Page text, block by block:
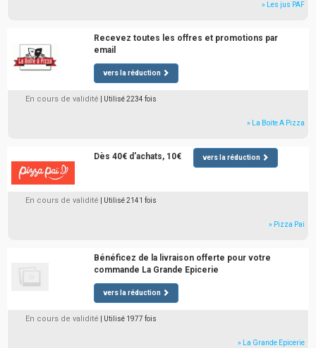
» Les jus PAF
Recevez toutes les offres et promotions par
email
vers la réduction
En cours de validité | Utilisé 2234 fois
» La Boite A Pizza
Dès 40€ d'achats, 10€ vers la réduction
En cours de validité | Utilisé 2141 fois
» Pizza Pai
Bénéficez de la livraison offerte pour votre
commande La Grande Epicerie
vers la réduction
En cours de validité | Utilisé 1977 fois
» La Grande Epicerie